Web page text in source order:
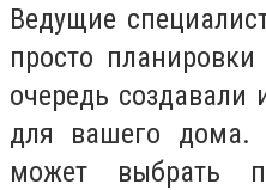
Ведущие
просто
очередь создавали
для вашего
может выбрать